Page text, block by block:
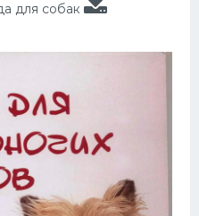
для собак